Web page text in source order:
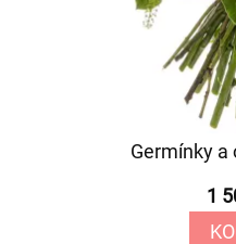
Germínky a
1